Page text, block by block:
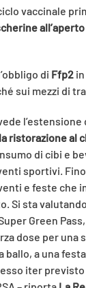
vaccinale
di Ffp2
sui mezzi di
l’estensione
ristorazione al
di cibi e
sportivi. Fino
e feste che
Si sta
Green
dose per una
ballo, a una
iter